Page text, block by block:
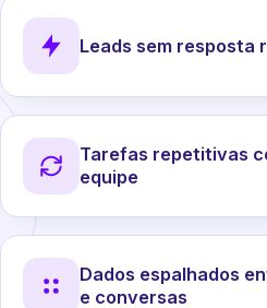
Leads sem resposta
Tarefas repetitivas
equipe
Dados espalhados
e conversas